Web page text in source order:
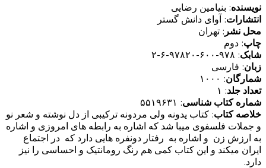
نویسنده: بنیامین رضایی
انتشارات: آوای دانش گستر
محل نشر : تهران
چاپ: دوم
شابک: ۹۷۸-۶۰۰-۹۷۸۲۰-۶-۲
زبان: فارسی
شمارگان: ۱۰۰۰
تعداد جلد: ۱
شماره کتاب شناسی: ۵۵۱۹۶۳۱
خلاصه کتاب: کتاب یدونه ولی مردونه ترکیبی از دل نوشته و شعر نو
‌و‌ جملات فلسفوی میبا شد که اشاره به رابطه های امروزی و اشاره
به ارزش زن و اشاره به رفتار دونفره هایی دارد که در اجتماع
ایران میکند و این کتاب کمی هم رنگ رومانتیک ‌و‌ احساسی را نیز
دارد.